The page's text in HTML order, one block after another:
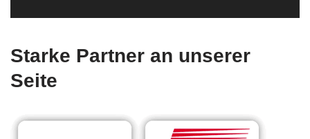
Starke Partner an unserer
Seite